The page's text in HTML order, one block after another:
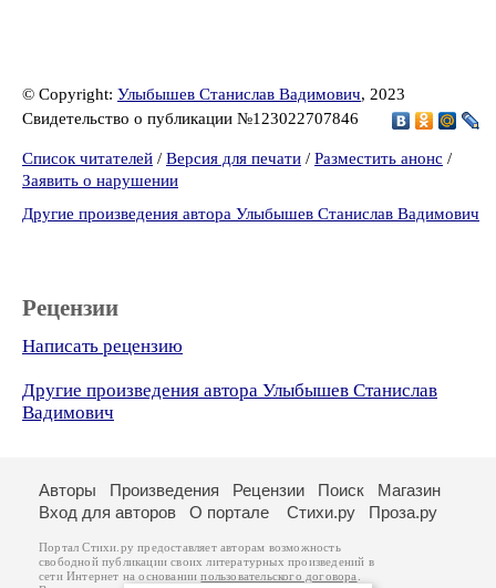
© Copyright: Улыбышев Станислав Вадимович, 2023
Свидетельство о публикации №123022707846
Список читателей / Версия для печати / Разместить анонс /
Заявить о нарушении
Другие произведения автора Улыбышев Станислав Вадимович
Рецензии
Написать рецензию
Другие произведения автора Улыбышев Станислав
Вадимович
Авторы Произведения Рецензии Поиск
Магазин
Вход для авторов
О портале Стихи.ру Проза.ру
Портал Стихи.ру предоставляет авторам возможность
свободной публикации своих литературных произведений в
сети Интернет на основаниипользовательского договора